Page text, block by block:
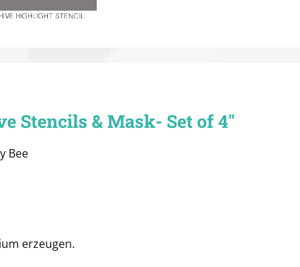
Stencils & Mask- Set of 4"
Bee
erzeugen.